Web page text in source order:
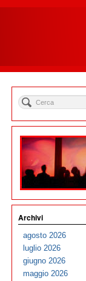
Archivi
agosto 2026
luglio 2026
giugno 2026
maggio 2026